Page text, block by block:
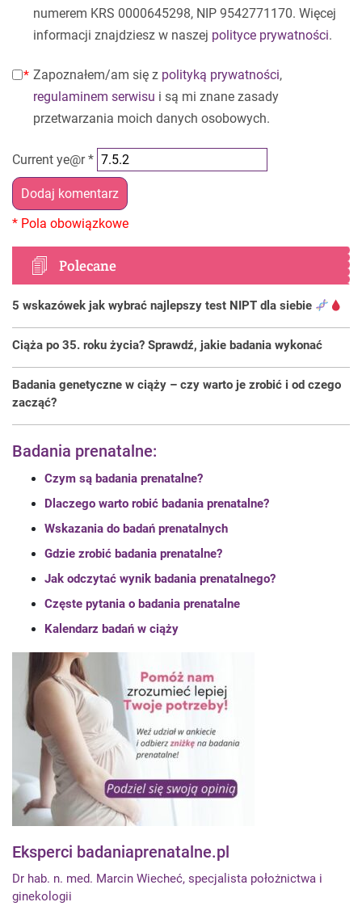
numerem KRS 0000645298, NIP 9542771170. Więcej
informacji znajdziesz w naszej polityce prywatności.
Zapoznałem/am się z polityką prywatności,
regulaminem serwisu i są mi znane zasady
przetwarzania moich danych osobowych.
Current ye@r*
Polecane
5 wskazówek jak wybrać najlepszy test NIPT dla siebie
Ciąża po 35. roku życia? Sprawdź, jakie badania wykonać
Badania genetyczne w ciąży – czy warto je zrobić i od czego
zacząć?
Badania prenatalne:
Czym są badania prenatalne?
Dlaczego warto robić badania prenatalne?
Wskazania do badań prenatalnych
Gdzie zrobić badania prenatalne?
Jak odczytać wynik badania prenatalnego?
Częste pytania o badania prenatalne
Kalendarz badań w ciąży
Eksperci badaniaprenatalne.pl
Dr hab. n. med. Marcin Wiecheć, specjalista położnictwa i
ginekologii